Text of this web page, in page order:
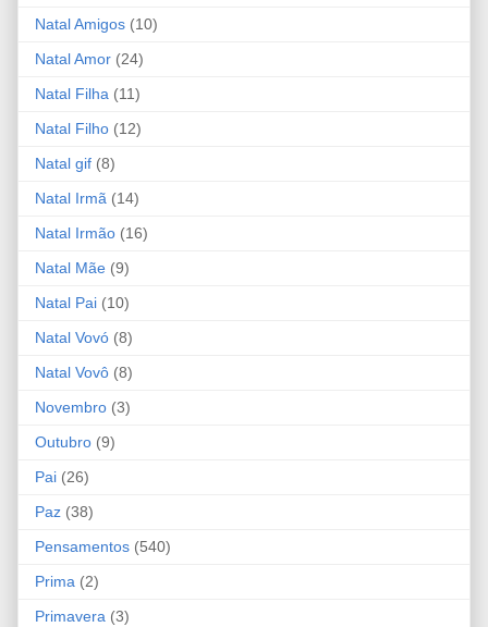
Natal Amigos (10)
Natal Amor (24)
Natal Filha (11)
Natal Filho (12)
Natal gif (8)
Natal Irmã (14)
Natal Irmão (16)
Natal Mãe (9)
Natal Pai (10)
Natal Vovó (8)
Natal Vovô (8)
Novembro (3)
Outubro (9)
Pai (26)
Paz (38)
Pensamentos (540)
Prima (2)
Primavera (3)